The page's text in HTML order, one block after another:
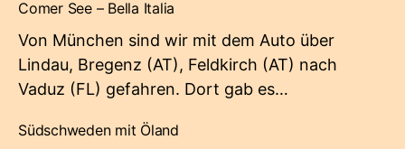
Comer See – Bella Italia
Von München sind wir mit dem Auto über
Lindau, Bregenz (AT), Feldkirch (AT) nach
Vaduz (FL) gefahren. Dort gab es…
Südschweden mit Öland